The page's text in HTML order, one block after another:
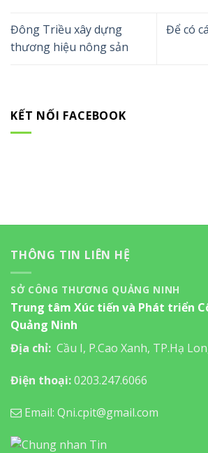
Đông Triều xây dựng
thương hiệu nông sản
Để có
KẾT NỐI FACEBOOK
THÔNG TIN LIÊN HỆ
SỞ CÔNG THƯƠNG QUẢNG NINH
Trung tâm Xúc tiến và Phát triển
Quảng Ninh
Địa chỉ: Cầu I, P.Cao Xanh, TP.Hạ
Điện thoại:0203.247.6066
Email: Qni.cpit@gmail.com